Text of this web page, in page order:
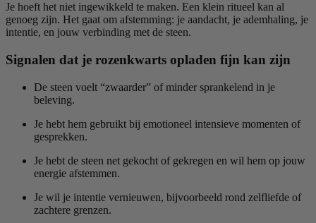
Je hoeft het niet ingewikkeld te maken. Een klein ritueel kan al
genoeg zijn. Het gaat om afstemming: je aandacht, je ademhaling, je
intentie, en jouw verbinding met de steen.
Signalen dat je rozenkwarts opladen fijn kan zijn
De steen voelt “zwaarder” of minder sprankelend in je
beleving.
Je hebt hem gebruikt bij emotioneel intensieve momenten of
gesprekken.
Je hebt de steen net gekocht of gekregen en wil hem op jouw
energie afstemmen.
Je wil je intentie vernieuwen, bijvoorbeeld rond zelfliefde of
zachtere grenzen.